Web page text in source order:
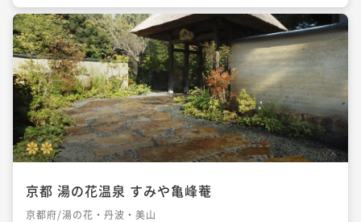
京都 湯の花温泉 すみや亀峰菴
京都府/湯の花・丹波・美山